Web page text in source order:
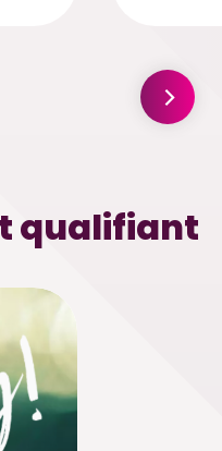
qualifiant